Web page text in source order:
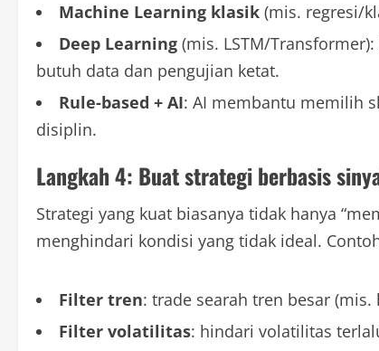
Machine Learning klasik (mis. regresi/
Deep Learning (mis. LSTM/
butuh data dan pengujian ketat.
Rule-based + AI: AI membantu memilih
disiplin.
Langkah 4: Buat strategi berbasis
Strategi yang kuat biasanya tidak hanya
menghindari kondisi yang tidak ideal.
Filter tren: trade searah tren besar (mis.
Filter volatilitas: hindari volatilitas